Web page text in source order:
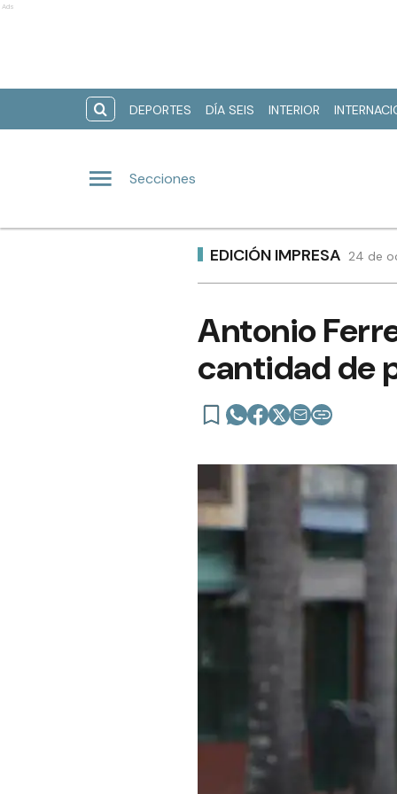
Ads
DEPORTES DÍA SEIS INTERIOR
Secciones
EDICIÓN IMPRESA 24 de
Antonio
cantidad de